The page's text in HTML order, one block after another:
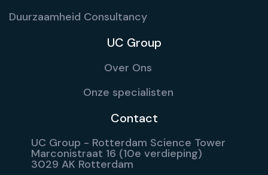
Duurzaamheid Consultancy
UC Group
Over Ons
Onze specialisten
Contact
UC Group - Rotterdam Science Tower
Marconistraat 16 (10e verdieping)
3029 AK Rotterdam